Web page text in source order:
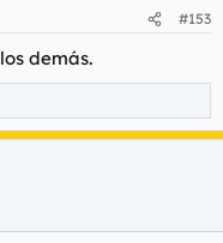
#153
demás.